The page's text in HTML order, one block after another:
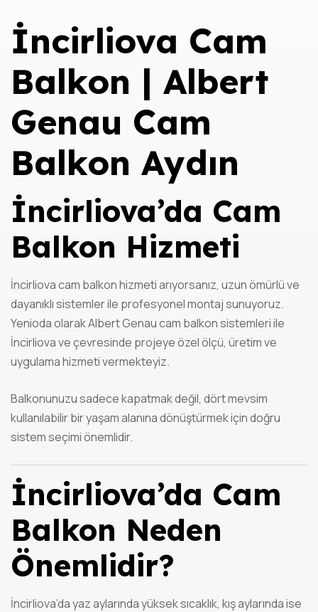
İncirliova Cam
Balkon | Albert
Genau Cam
Balkon Aydın
İncirliova’da Cam
Balkon Hizmeti
İncirliova cam balkon hizmeti arıyorsanız, uzun ömürlü ve
dayanıklı sistemler ile profesyonel montaj sunuyoruz.
Yenioda olarak Albert Genau cam balkon sistemleri ile
İncirliova ve çevresinde projeye özel ölçü, üretim ve
uygulama hizmeti vermekteyiz.
Balkonunuzu sadece kapatmak değil, dört mevsim
kullanılabilir bir yaşam alanına dönüştürmek için doğru
sistem seçimi önemlidir.
İncirliova’da Cam
Balkon Neden
Önemlidir?
İncirliova’da yaz aylarında yüksek sıcaklık, kış aylarında ise